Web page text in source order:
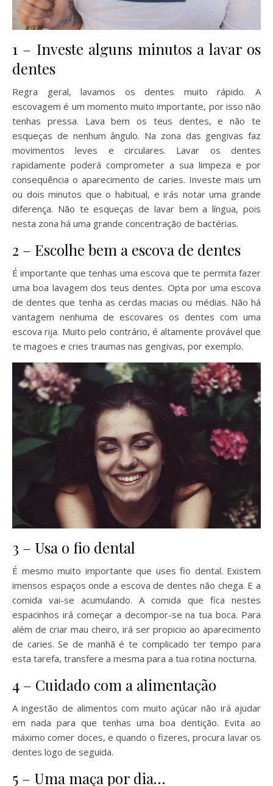
1 – Investe alguns minutos a lavar os
dentes
Regra geral, lavamos os dentes muito rápido. A
escovagem é um momento muito importante, por isso não
tenhas pressa. Lava bem os teus dentes, e não te
esqueças de nenhum ângulo. Na zona das gengivas faz
movimentos leves e circulares. Lavar os dentes
rapidamente poderá comprometer a sua limpeza e por
consequência o aparecimento de caries. Investe mais um
ou dois minutos que o habitual, e irás notar uma grande
diferença. Não te esqueças de lavar bem a língua, pois
nesta zona há uma grande concentração de bactérias.
2 – Escolhe bem a escova de dentes
É importante que tenhas uma escova que te permita fazer
uma boa lavagem dos teus dentes. Opta por uma escova
de dentes que tenha as cerdas macias ou médias. Não há
vantagem nenhuma de escovares os dentes com uma
escova rija. Muito pelo contrário, é altamente provável que
te magoes e cries traumas nas gengivas, por exemplo.
3 – Usa o fio dental
É mesmo muito importante que uses fio dental. Existem
imensos espaços onde a escova de dentes não chega. E a
comida vai-se acumulando. A comida que fica nestes
espacinhos irá começar a decompor-se na tua boca. Para
além de criar mau cheiro, irá ser propicio ao aparecimento
de caries. Se de manhã é te complicado ter tempo para
esta tarefa, transfere a mesma para a tua rotina nocturna.
4 – Cuidado com a alimentação
A ingestão de alimentos com muito açúcar não irá ajudar
em nada para que tenhas uma boa dentição. Evita ao
máximo comer doces, e quando o fizeres, procura lavar os
dentes logo de seguida.
5 – Uma maça por dia…